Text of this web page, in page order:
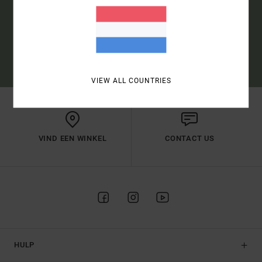
(*) AANBOD UITSLUITEND ONLINE GELDIG VOOR NIEUWE
VIND EEN WINKEL CONTACT US
HULP
VIEW ALL COUNTRIES